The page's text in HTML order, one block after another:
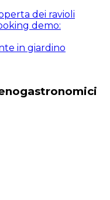
dei ravioli
demo:
in giardino